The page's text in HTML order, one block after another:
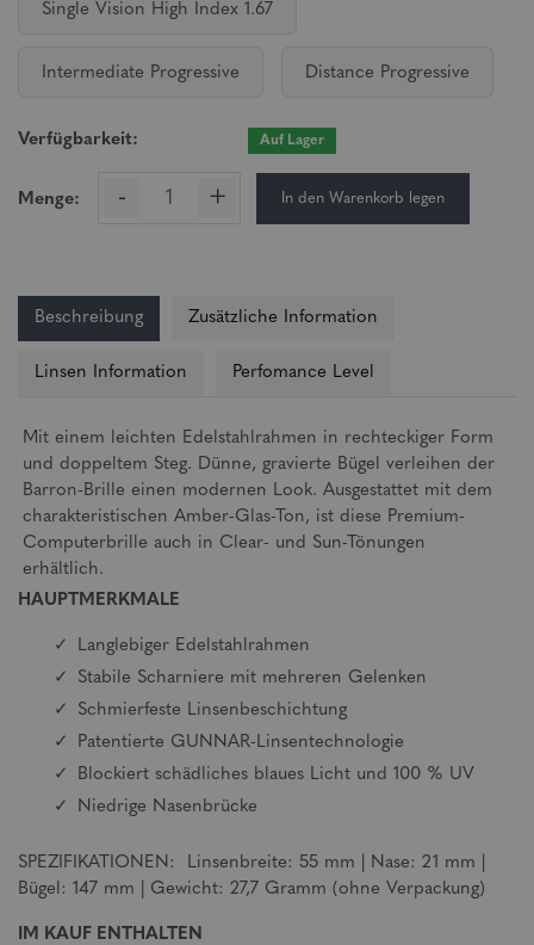
Single Vision High Index 1.67
Intermediate Progressive Distance Progressive
Verfügbarkeit: Auf Lager
Menge: - + In den Warenkorb legen
Beschreibung Zusätzliche Information
Linsen Information Perfomance Level
Mit einem leichten Edelstahlrahmen in rechteckiger Form
und doppeltem Steg. Dünne, gravierte Bügel verleihen der
Barron-Brille einen modernen Look. Ausgestattet mit dem
charakteristischen Amber-Glas-Ton, ist diese Premium-
Computerbrille auch in Clear- und Sun-Tönungen
erhältlich.
HAUPTMERKMALE
Langlebiger Edelstahlrahmen
Stabile Scharniere mit mehreren Gelenken
Schmierfeste Linsenbeschichtung
Patentierte GUNNAR-Linsentechnologie
Blockiert schädliches blaues Licht und 100 % UV
Niedrige Nasenbrücke
SPEZIFIKATIONEN: Linsenbreite: 55 mm | Nase: 21 mm |
Bügel: 147 mm | Gewicht: 27,7 Gramm (ohne Verpackung)
IM KAUF ENTHALTEN